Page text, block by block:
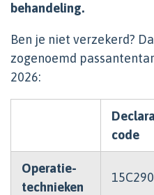
behandeling.
Ben je niet verzekerd?
zogenoemd
2026:
code
Operatie-
technieken
15C290